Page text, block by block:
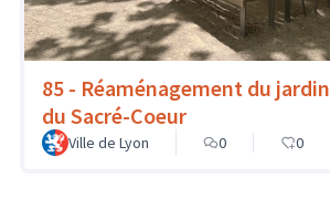
85 - Réaménagement du jardin
du Sacré-Coeur
Ville de Lyon 0 0